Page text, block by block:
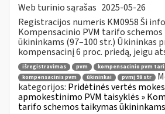
Web turinio sąrašas 2025-05-26
Registracijos numeris KM0958 Ši
Kompensacinio PVM tarifo
ūkininkams (97–100 str.) Ūkininkas
kompensacinį 6 proc. priedą, jeigu
išregistravimas pvm
kompensacinio pvm
kompensacinis pvm
ūkininkai pvmį 98 str
kategorijos: Pridėtinės vertės
apmokestinimo PVM taisyklės »
tarifo schemos taikymas